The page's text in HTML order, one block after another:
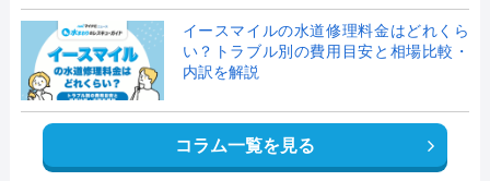
イースマイルの水道修理料金はどれくら
い？トラブル別の費用目安と相場比較・
内訳を解説
コラム一覧を見る